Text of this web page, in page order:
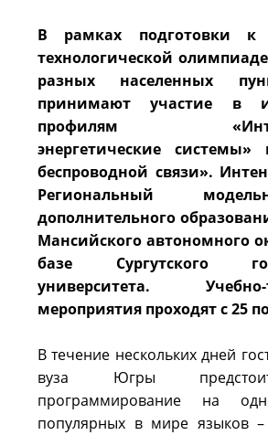
В рамках подготовки к
технологической
разных населенных
принимают участие в
профилям
энергетические системы»
беспроводной связи».
Региональный
дополнительного
Мансийского автономного
базе Сургутского
университета. Учебно-
мероприятия проходят с 25
В течение нескольких дней
вуза Югры
программирование на
популярных в мире языков –